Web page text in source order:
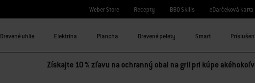
Weber Store Recepty BBQ Skills eDarčeková karta
Drevené uhlie Elektrina Plancha Drevené pelety Smart
Získajte 10 % zľavu na ochranný obal na gril pri kúpe